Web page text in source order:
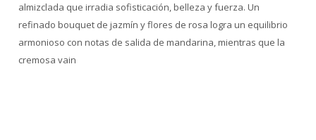
almizclada que irradia sofisticación, belleza y fuerza. Un
refinado bouquet de jazmín y flores de rosa logra un equilibrio
armonioso con notas de salida de mandarina, mientras que la
cremosa vain